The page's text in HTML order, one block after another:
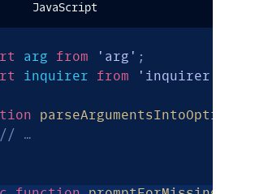
JavaScript
arg from 'arg' ;
inquirer from 'inquirer'
parseArgumentsIntoOptions
// …